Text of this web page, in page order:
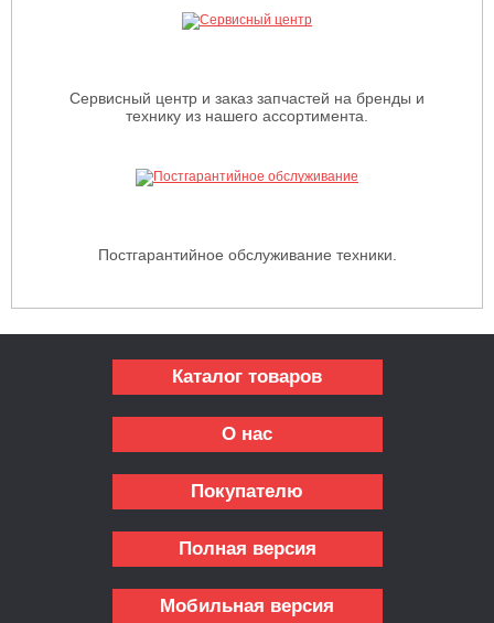
Сервисный центр и заказ запчастей на бренды и
технику из нашего ассортимента.
Постгарантийное обслуживание техники.
Каталог товаров
О нас
Покупателю
Полная версия
Мобильная версия